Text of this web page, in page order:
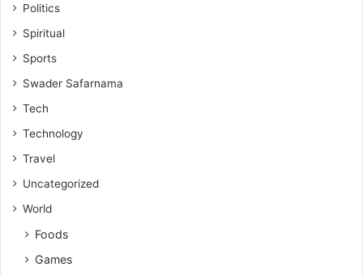
Politics
Spiritual
Sports
Swader Safarnama
Tech
Technology
Travel
Uncategorized
World
Foods
Games